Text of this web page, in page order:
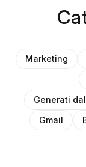
Marketing
Generati
Gmail